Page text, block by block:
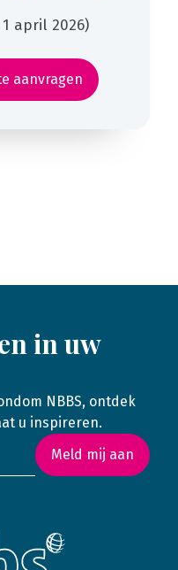
april 2026)
aanvragen
in uw
NBBS, ontdek
u inspireren.
Meld mij aan